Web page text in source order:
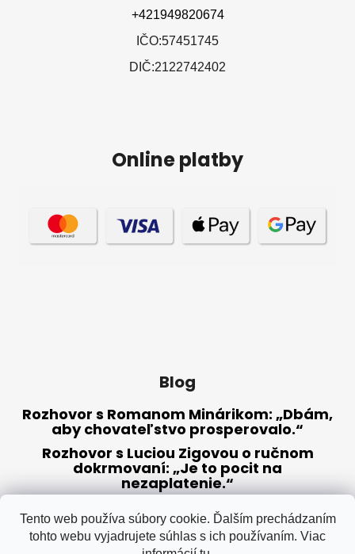
Tento web používa súbory cookie. Ďalším prechádzaním
tohto webu vyjadrujete súhlas s ich používaním. Viac
+421949820674
IČO:57451745
DIČ:2122742402
Online platby
Blog
Rozhovor s Romanom Minárikom: „Dbám,
aby chovateľstvo prosperovalo.“
Rozhovor s Luciou Zigovou o ručnom
dokrmovaní: „Je to pocit na
nezaplatenie.“
Radíme, ako sa pripraviť na chovnú
sezónu